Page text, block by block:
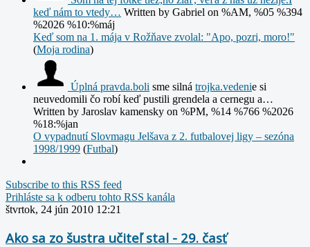
keď nám to vtedy… Written by Gabriel on %AM, %05 %394
%2026 %10:%máj
Keď som na 1. mája v Rožňave zvolal: "Apo, pozri, moro!"
(Moja rodina)
Úplná pravda.boli sme silná trojka.vedenie si
neuvedomili čo robí keď pustili grendela a cernegu a…
Written by Jaroslav kamensky on %PM, %14 %766 %2026
%18:%jan
O vypadnutí Slovmagu Jelšava z 2. futbalovej ligy – sezóna
1998/1999 (Futbal)
Subscribe to this RSS feed
Prihláste sa k odberu tohto RSS kanála
štvrtok, 24 jún 2010 12:21
Ako sa zo šustra učiteľ stal - 29. časť